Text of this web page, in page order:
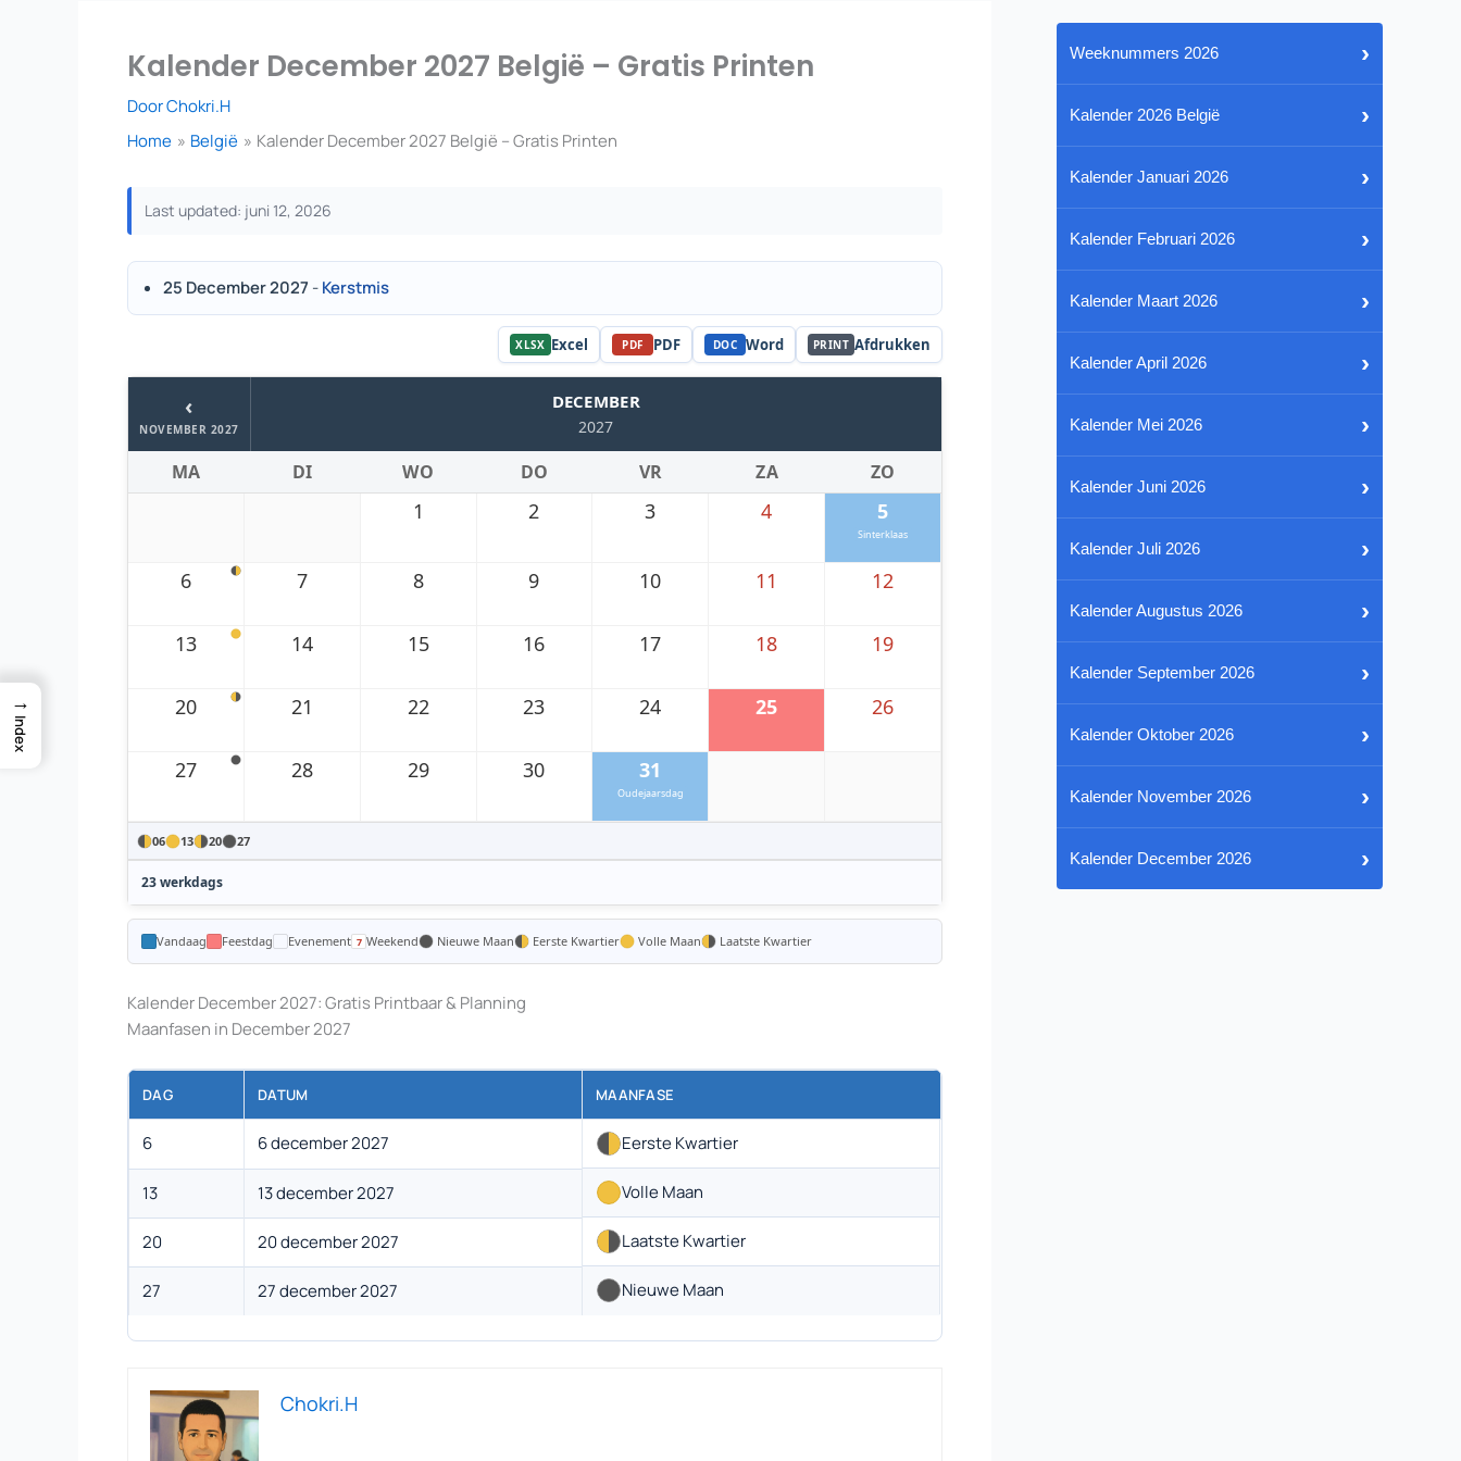
Kalender December 2027 België – Gratis Printen
DoorChokri.H
Home
België Kalender December 2027 België – Gratis Printen
Last updated: juni 12, 2026
25 December 2027 -Kerstmis
XLSX Excel PDF PDF DOC Word PRINT Afdrukken
‹
NOVEMBER 2027
DECEMBER
2027
MA DI WO DO VR ZA ZO
1 2 3 4 5
Sinterklaas
6 7 8 9 10 11 12
13 14 15 16 17 18 19
20 21 22 23 24 25 26
27 28 29 30 31
Oudejaarsdag
06 13 20 27
23 werkdags
Vandaag Feestdag Evenement Weekend Nieuwe Maan Eerste Kwartier Volle Maan Laatste Kwartier
Kalender December 2027: Gratis Printbaar & Planning
Maanfasen in December 2027
DAG DATUM MAANFASE
6 6 december 2027 Eerste Kwartier
13 13 december 2027 Volle Maan
20 20 december 2027 Laatste Kwartier
27 27 december 2027 Nieuwe Maan
Chokri.H
Weeknummers 2026 ›
Kalender 2026 België ›
Kalender Januari 2026 ›
Kalender Februari 2026 ›
Kalender Maart 2026 ›
Kalender April 2026 ›
Kalender Mei 2026 ›
Kalender Juni 2026 ›
Kalender Juli 2026 ›
Kalender Augustus 2026 ›
Kalender September 2026 ›
Kalender Oktober 2026 ›
Kalender November 2026 ›
Kalender December 2026 ›
→
Index